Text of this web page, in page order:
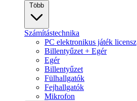
Számítástechnika
PC elektronikus játék licensz
Billentyűzet + Egér
Egér
Billentyűzet
Fülhallgatók
Fejhallgatók
Mikrofon